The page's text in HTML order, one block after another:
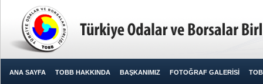
ANA SAYFA TOBB HAKKINDA BAŞKANIMIZ FOTOĞRAF GALERİSİ